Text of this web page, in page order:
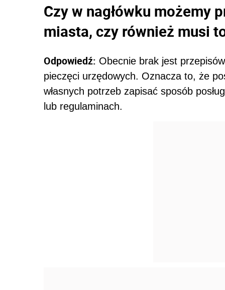
Czy w nagłówku możemy
miasta, czy również musi
Odpowiedź: Obecnie brak jest
pieczęci urzędowych. Oznacza to, że
własnych potrzeb zapisać sposób
lub regulaminach.